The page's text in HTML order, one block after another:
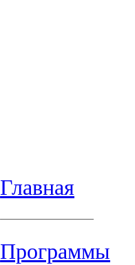
Главная
Программы